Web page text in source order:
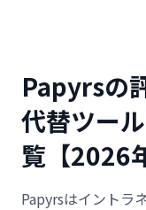
Papyrsの
代替ツー
覧【2026
Papyrsはイントラ